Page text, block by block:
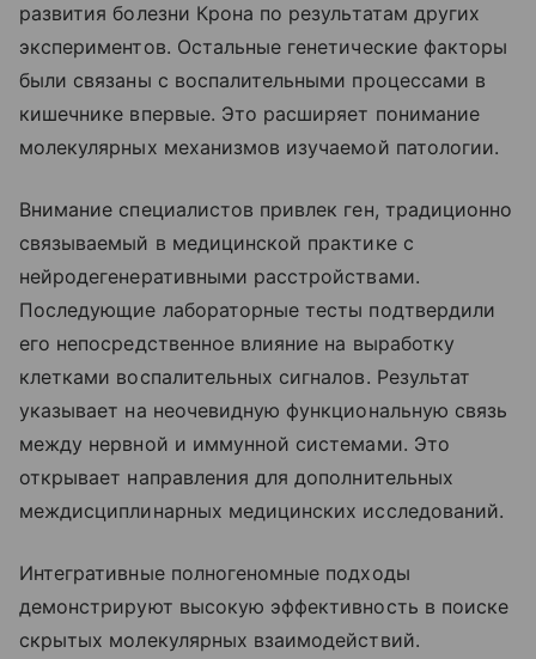
развития болезни Крона по результатам других
экспериментов. Остальные генетические факторы
были связаны с воспалительными процессами в
кишечнике впервые. Это расширяет понимание
молекулярных механизмов изучаемой патологии.
Внимание специалистов привлек ген, традиционно
связываемый в медицинской практике с
нейродегенеративными расстройствами.
Последующие лабораторные тесты подтвердили
его непосредственное влияние на выработку
клетками воспалительных сигналов. Результат
указывает на неочевидную функциональную связь
между нервной и иммунной системами. Это
открывает направления для дополнительных
междисциплинарных медицинских исследований.
Интегративные полногеномные подходы
демонстрируют высокую эффективность в поиске
скрытых молекулярных взаимодействий.